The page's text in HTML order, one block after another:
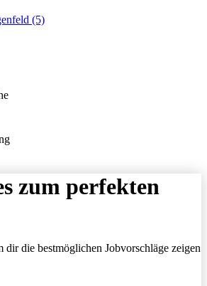
(5)
zum perfekten
dir die bestmöglichen Jobvorschläge zeigen